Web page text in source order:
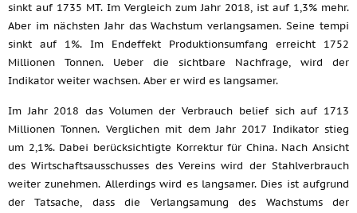
sinkt auf 1735 MT. Im Vergleich zum Jahr 2018, ist auf 1,3% mehr.
Aber im nächsten Jahr das Wachstum verlangsamen. Seine tempi
sinkt auf 1%. Im Endeffekt Produktionsumfang erreicht 1752
Millionen Tonnen. Ueber die sichtbare Nachfrage, wird der
Indikator weiter wachsen. Aber er wird es langsamer.
Im Jahr 2018 das Volumen der Verbrauch belief sich auf 1713
Millionen Tonnen. Verglichen mit dem Jahr 2017 Indikator stieg
um 2,1%. Dabei berücksichtigte Korrektur für China. Nach Ansicht
des Wirtschaftsausschusses des Vereins wird der Stahlverbrauch
weiter zunehmen. Allerdings wird es langsamer. Dies ist aufgrund
der Tatsache, dass die Verlangsamung des Wachstums der